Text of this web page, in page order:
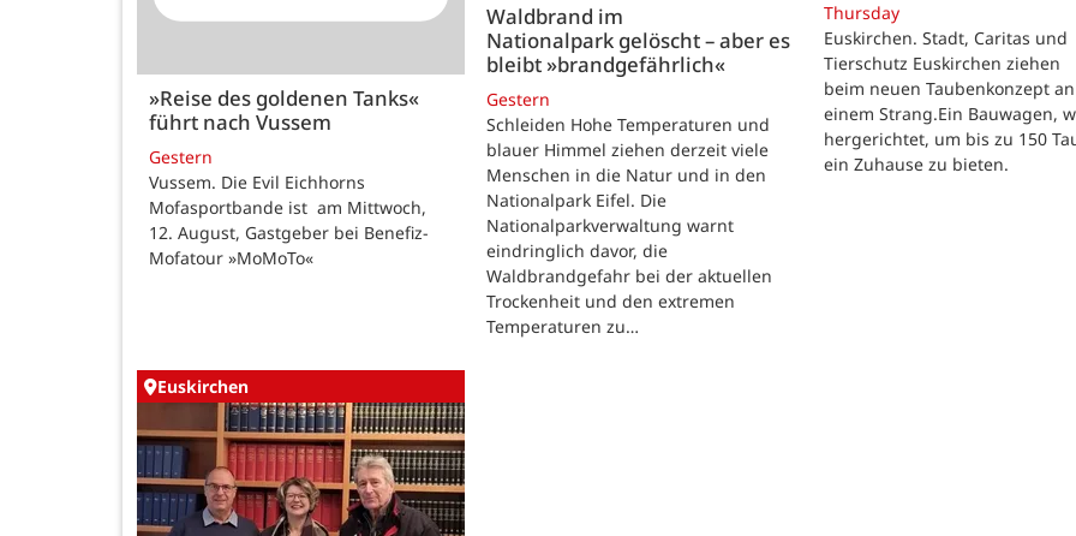
»Reise des goldenen Tanks«
führt nach Vussem
Gestern
Vussem. Die Evil Eichhorns
Mofasportbande ist am Mittwoch,
12. August, Gastgeber bei Benefiz-
Mofatour »MoMoTo«
Waldbrand im
Nationalpark gelöscht – aber es
bleibt »brandgefährlich«
Gestern
Schleiden Hohe Temperaturen und
blauer Himmel ziehen derzeit viele
Menschen in die Natur und in den
Nationalpark Eifel. Die
Nationalparkverwaltung warnt
eindringlich davor, die
Waldbrandgefahr bei der aktuellen
Trockenheit und den extremen
Temperaturen zu…
Thursday
Euskirchen. Stadt, Caritas und
Tierschutz Euskirchen ziehen
beim neuen Taubenkonzept an
einem Strang.Ein Bauwagen,
hergerichtet, um bis zu 150
ein Zuhause zu bieten.
Euskirchen